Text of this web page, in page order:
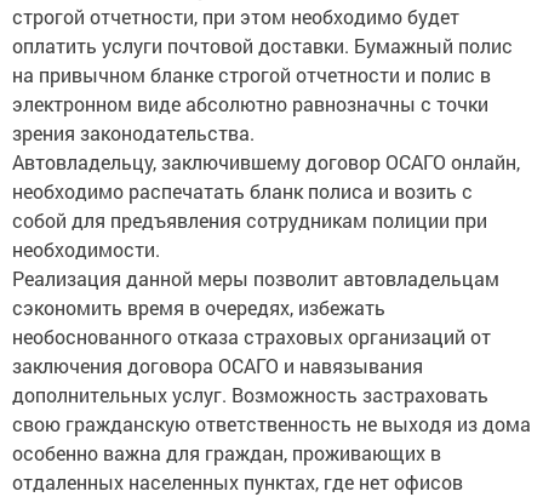
строгой отчетности, при этом необходимо будет
оплатить услуги почтовой доставки. Бумажный полис
на привычном бланке строгой отчетности и полис в
электронном виде абсолютно равнозначны с точки
зрения законодательства.
Автовладельцу, заключившему договор ОСАГО онлайн,
необходимо распечатать бланк полиса и возить с
собой для предъявления сотрудникам полиции при
необходимости.
Реализация данной меры позволит автовладельцам
сэкономить время в очередях, избежать
необоснованного отказа страховых организаций от
заключения договора ОСАГО и навязывания
дополнительных услуг. Возможность застраховать
свою гражданскую ответственность не выходя из дома
особенно важна для граждан, проживающих в
отдаленных населенных пунктах, где нет офисов